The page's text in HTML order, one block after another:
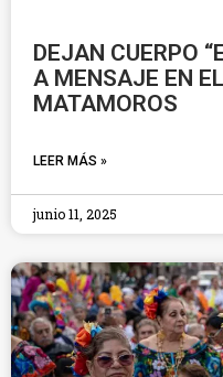
DEJAN CUERPO
A MENSAJE EN
MATAMOROS
LEER MÁS »
junio 11, 2025